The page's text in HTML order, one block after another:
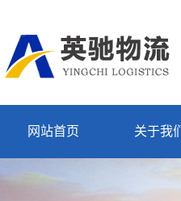
网站首页 关于我们